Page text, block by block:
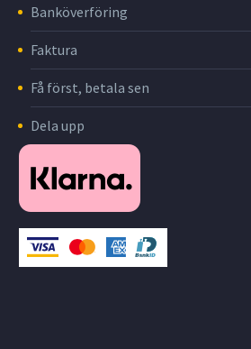
Banköverföring
Faktura
Få först, betala sen
Dela upp